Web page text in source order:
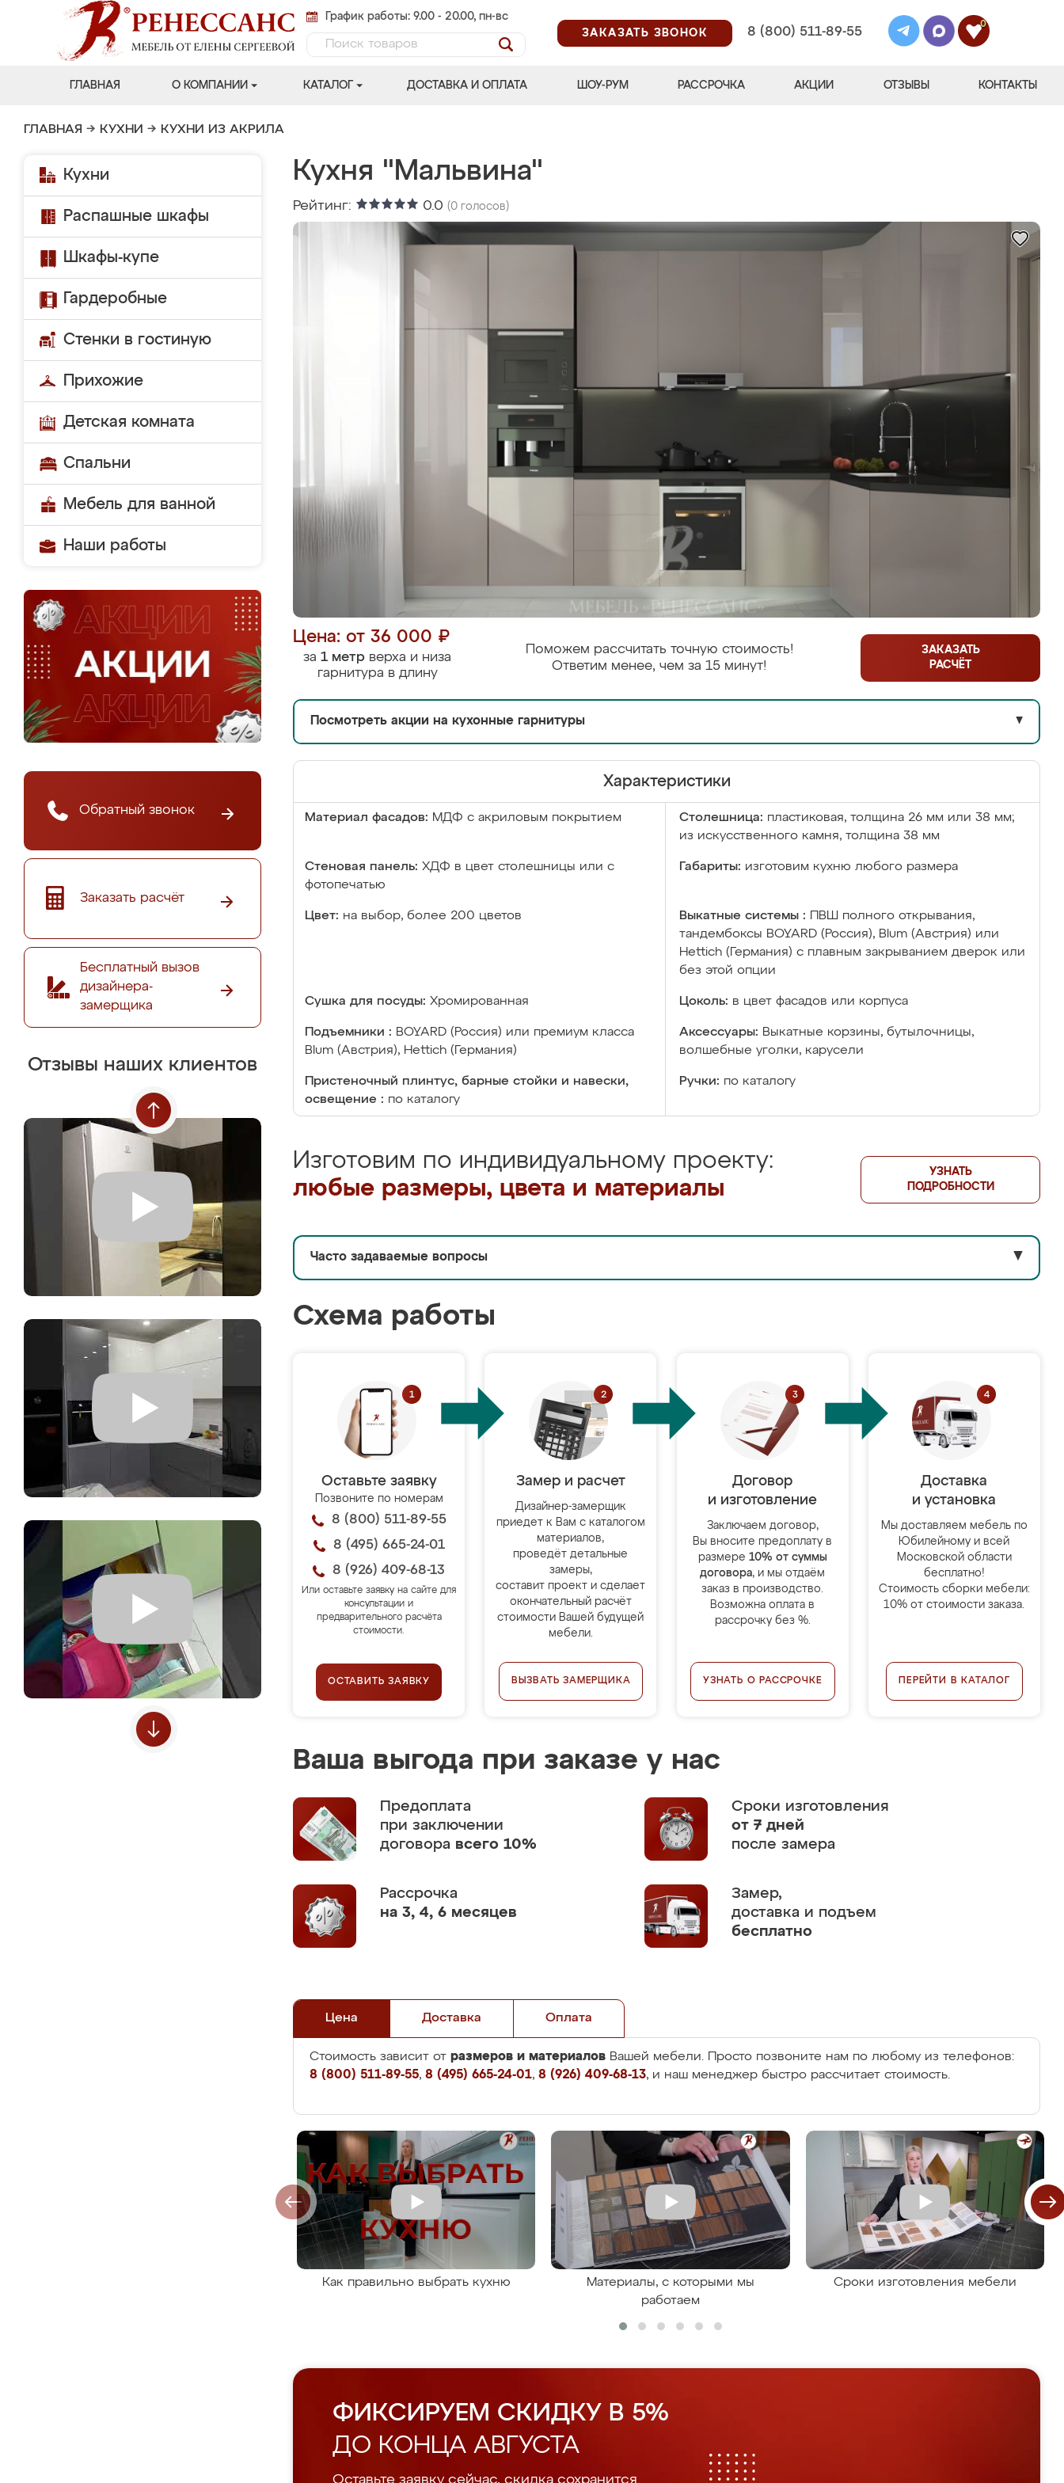
График работы: 9.00 - 20.00, пн-вс
ЗАКАЗАТЬ ЗВОНОК
8 (800) 511-89-55
0
ГЛАВНАЯ О КОМПАНИИ КАТАЛОГ ДОСТАВКА И ОПЛАТА ШОУ-РУМ РАССРОЧКА АКЦИИ ОТЗЫВЫ КОНТАКТЫ
ГЛАВНАЯ → КУХНИ → КУХНИ ИЗ АКРИЛА
Кухни
Распашные шкафы
Шкафы-купе
Гардеробные
Стенки в гостиную
Прихожие
Детская комната
Спальни
Мебель для ванной
Наши работы
Обратный звонок
Заказать расчёт
Бесплатный вызов
дизайнера-
замерщика
Отзывы наших клиентов
Кухня "Мальвина"
Рейтинг: 0.0 (0 голосов)
Цена: от 36 000 ₽
за 1 метр верха и низа
гарнитура в длину
Поможем рассчитать точную стоимость!
Ответим менее, чем за 15 минут!
ЗАКАЗАТЬ
РАСЧЁТ
Посмотреть акции на кухонные гарнитуры ▼
Характеристики
Материал фасадов: МДФ с акриловым покрытием Столешница: пластиковая, толщина 26 мм или 38 мм;
из искусственного камня, толщина 38 мм
Стеновая панель: ХДФ в цвет столешницы или с
фотопечатью
Габариты: изготовим кухню любого размера
Цвет: на выбор, более 200 цветов Выкатные системы :
ПВШ полного открывания,
тандембоксы BOYARD (Россия), Blum (Австрия) или
Hettich (Германия) с плавным закрыванием дверок или
без этой опции
Сушка для посуды: Хромированная Цоколь: в цвет фасадов или корпуса
Подъемники : BOYARD (Россия) или премиум класса
Blum (Австрия), Hettich (Германия)
Аксессуары: Выкатные корзины, бутылочницы,
волшебные уголки, карусели
Пристеночный плинтус, барные стойки и навески,
освещение : по каталогу
Ручки: по каталогу
Изготовим по индивидуальному проекту:
любые размеры, цвета и материалы
УЗНАТЬ
ПОДРОБНОСТИ
Часто задаваемые вопросы ▼
Схема работы
Оставьте заявку
Позвоните по номерам
8 (800) 511-89-55
8 (495) 665-24-01
8 (926) 409-68-13
Или оставьте заявку на сайте для
консультации и
предварительного расчёта
стоимости.
ОСТАВИТЬ ЗАЯВКУ
Замер и расчет
Дизайнер-замерщик
приедет к Вам с каталогом
материалов,
проведёт детальные
замеры,
составит проект и сделает
окончательный расчёт
стоимости Вашей будущей
мебели.
ВЫЗВАТЬ ЗАМЕРЩИКА
Договор
и изготовление
Заключаем договор,
Вы вносите предоплату в
размере 10% от суммы
договора, и мы отдаём
заказ в производство.
Возможна оплата в
рассрочку без %.
УЗНАТЬ О РАССРОЧКЕ
Доставка
и установка
Мы доставляем мебель по
Юбилейному и всей
Московской области
бесплатно!
Стоимость сборки мебели:
10% от стоимости заказа.
ПЕРЕЙТИ В КАТАЛОГ
Ваша выгода при заказе у нас
Предоплата
при заключении
договора всего 10%
Сроки изготовления
от 7 дней
после замера
Рассрочка
на 3, 4, 6 месяцев
Замер,
доставка и подъем
бесплатно
Цена Доставка Оплата
Стоимость зависит от размеров и материалов Вашей мебели. Просто позвоните нам по любому из телефонов:
8 (800) 511-89-55, 8 (495) 665-24-01, 8 (926) 409-68-13, и наш менеджер быстро рассчитает стоимость.
Как правильно выбрать кухню
Материалы, с которыми мы
работаем
Сроки изготовления мебели
ФИКСИРУЕМ СКИДКУ В 5%
ДО КОНЦА АВГУСТА
Оставьте заявку сейчас, скидка сохранится.